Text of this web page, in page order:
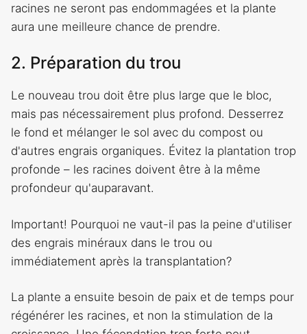
racines ne seront pas endommagées et la plante
aura une meilleure chance de prendre.
2. Préparation du trou
Le nouveau trou doit être plus large que le bloc,
mais pas nécessairement plus profond. Desserrez
le fond et mélanger le sol avec du compost ou
d'autres engrais organiques. Évitez la plantation trop
profonde – les racines doivent être à la même
profondeur qu'auparavant.
Important! Pourquoi ne vaut-il pas la peine d'utiliser
des engrais minéraux dans le trou ou
immédiatement après la transplantation?
La plante a ensuite besoin de paix et de temps pour
régénérer les racines, et non la stimulation de la